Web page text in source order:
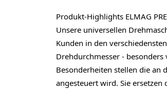
Produkt-Highlights ELMAG
Unsere universellen
Kunden in den
Drehdurchmesser -
Besonderheiten stellen die an
angesteuert wird. Sie